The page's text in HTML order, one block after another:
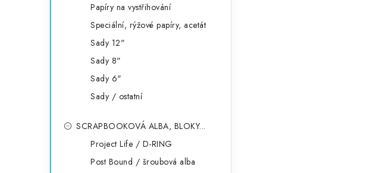
Papíry na vystřihování
Speciální, rýžové papíry, acetát
Sady 12"
Sady 8"
Sady 6"
Sady / ostatní
SCRAPBOOKOVÁ ALBA, BLOKY...
Project Life / D-RING
Post Bound / šroubová alba